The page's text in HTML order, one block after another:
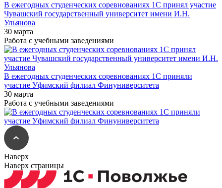
В ежегодных студенческих соревнованиях 1С принял участие
Чувашский государственный университет имени И.Н.
Ульянова
30 марта
Работа с учебными заведениями
В ежегодных студенческих соревнованиях 1С приняли
участие Уфимский филиал Финуниверситета
30 марта
Работа с учебными заведениями
Наверх
Наверх страницы